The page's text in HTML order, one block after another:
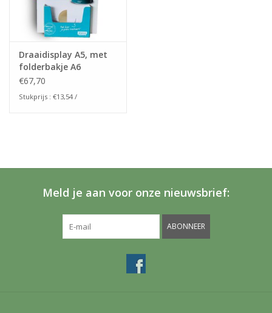
Draaidisplay A5, met
folderbakje A6
€67,70
Stukprijs : €13,54 /
Meld je aan voor onze nieuwsbrief:
ABONNEER